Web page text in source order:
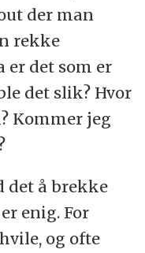
der man
rekke
er det som er
det slik? Hvor
Kommer jeg
det å brekke
enig. For
og ofte